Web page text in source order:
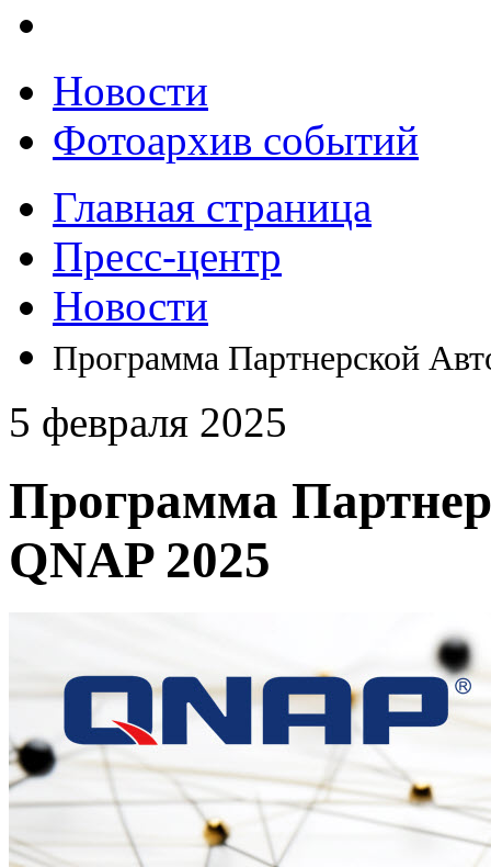
Новости
Фотоархив событий
Главная страница
Пресс-центр
Новости
Программа Партнерской
5 февраля 2025
Программа
QNAP 2025